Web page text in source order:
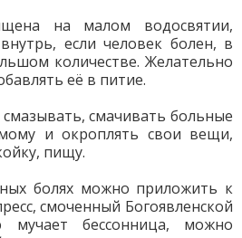
на малом водосвятии,
если человек болен, в
количестве. Желательно
её в питие.
смачивать больные
и окроплять свои вещи,
пищу.
болях можно приложить к
смоченный Богоявленской
бессонница, можно